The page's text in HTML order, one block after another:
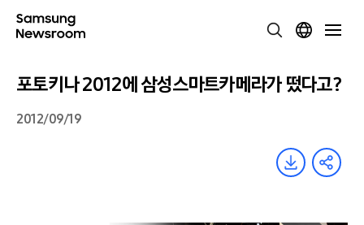
포토키나 2012에 삼성스마트카메라가 떴다고?
2012/09/19